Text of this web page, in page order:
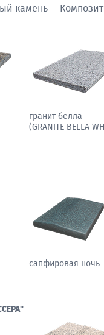
камень
гранит белла
(GRANITE BELLA
сапфировая ночь